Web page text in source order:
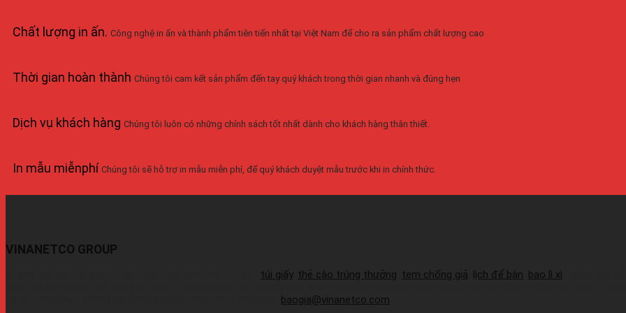
Chất lượng in ấn. Công nghệ in ấn và thành phẩm tiên tiến nhất tại Việt Nam để cho ra sản phẩm chất lượng cao
Thời gian hoàn thành Chúng tôi cam kết sản phẩm đến tay quý khách trong thời gian nhanh và đúng hẹn
Dịch vụ khách hàng Chúng tôi luôn có những chính sách tốt nhất dành cho khách hàng thân thiết.
In mẫu miễnphí Chúng tôi sẽ hỗ trợ in mẫu miễn phí, để quý khách duyệt mẫu trước khi in chính thức.
VINANETCO GROUP
túi giấy, thẻ cào trúng thưởng tem chống giả lịch để bàn bao lì xì
baogia@vinanetco.com